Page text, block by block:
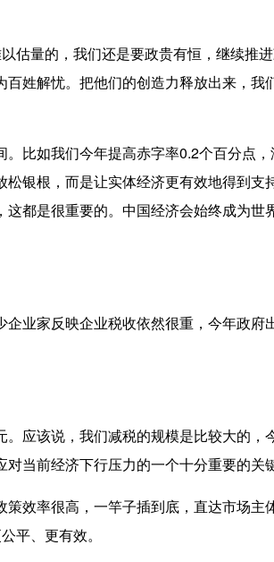
估量的，我们还是要政贵有恒 ，继续推
姓解忧。把他们的创造力释放出来，我
如我们今年提高赤字率0.2个百分点
银根，而是让实体经济更有效地得到支
都是很重要的。中国经济会始终成为世
家反映企业税收依然很重，今年政府
该说，我们减税的规模是比较大的，
当前经济下行压力的一个十分重要的关
率很高，一竿子插到底，直达市场主
平、更有效。